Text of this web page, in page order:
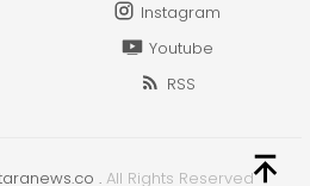
Instagram
Youtube
RSS
. All Rights Reserved